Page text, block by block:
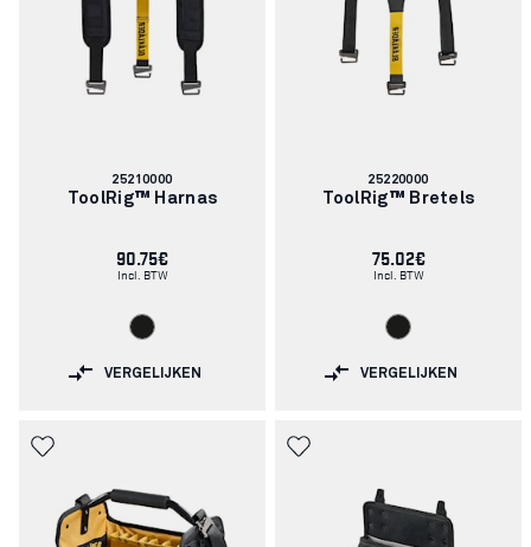
Artikelnummer:
25210000
ToolRig™ Harnas
90.75€
Incl. BTW
VERGELIJKEN
Artikelnummer:
25220000
ToolRig™ Bretels
75.02€
Incl. BTW
VERGELIJKEN